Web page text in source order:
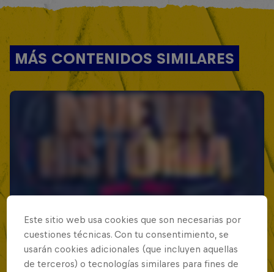
MÁS CONTENIDOS SIMILARES
Este sitio web usa cookies que son necesarias por
cuestiones técnicas. Con tu consentimiento, se
usarán cookies adicionales (que incluyen aquellas
de terceros) o tecnologías similares para fines de